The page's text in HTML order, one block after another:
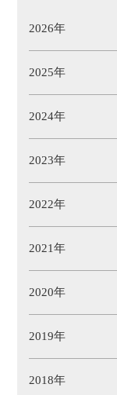
2026年
2025年
2024年
2023年
2022年
2021年
2020年
2019年
2018年